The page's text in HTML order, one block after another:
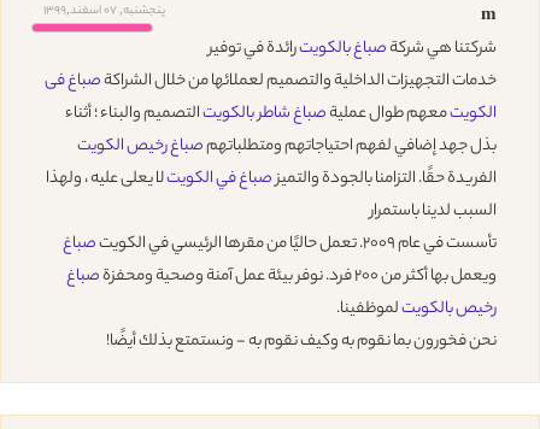
پنجشنبه, 07 اسفند,1399
m
شركتنا هي شركةصباغ بالكويترائدة في توفير
خدمات التجهيزات الداخلية والتصميم لعملائها من خلال الشراكةصباغ فى
الكويتمعهم طوال عمليةصباغ شاطر بالكويتالتصميم والبناء ؛ أثناء
بذل جهد إضافي لفهم احتياجاتهم ومتطلباتهمصباغ رخيص الكويت
الفريدة حقًا. التزامنا بالجودة والتميزصباغ في الكويتلا يعلى عليه ، ولهذا
السبب لدينا باستمرار
تأسست في عام 2009. تعمل حاليًا من مقرها الرئيسي في الكويت
صباغ
ويعمل بها أكثر من 200 فرد. نوفر بيئة عمل آمنة وصحية ومحفزة
صباغ
رخيص بالكويتلموظفينا.
نحن فخورون بما نقوم به وكيف نقوم به - ونستمتع بذلك أيضًا!